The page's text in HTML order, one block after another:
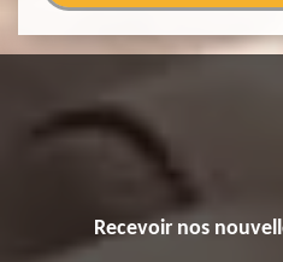
Recevoir nos